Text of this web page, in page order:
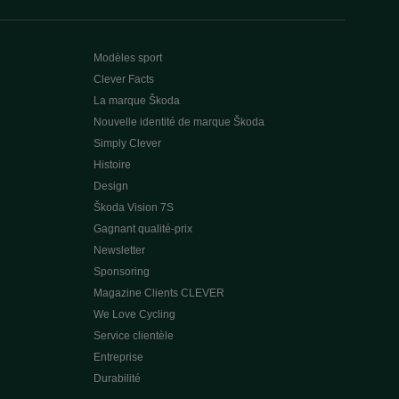
Modèles sport
Clever Facts
La marque Škoda
Nouvelle identité de marque Škoda
Simply Clever
Histoire
Design
Škoda Vision 7S
Gagnant qualité-prix
Newsletter
Sponsoring
Magazine Clients CLEVER
We Love Cycling
Service clientèle
Entreprise
Durabilité